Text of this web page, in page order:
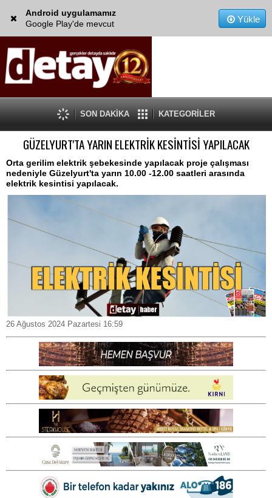
Android uygulamamız
Google Play'de mevcut
Yükle
SON DAKİKA KATEGORİLER
GÜZELYURT'TA YARIN ELEKTRİK KESİNTİSİ YAPILACAK
Orta gerilim elektrik şebekesinde yapılacak proje çalışması
nedeniyle Güzelyurt'ta yarın 10.00 -12.00 saatleri arasında
elektrik kesintisi yapılacak.
26 Ağustos 2024 Pazartesi 16:59